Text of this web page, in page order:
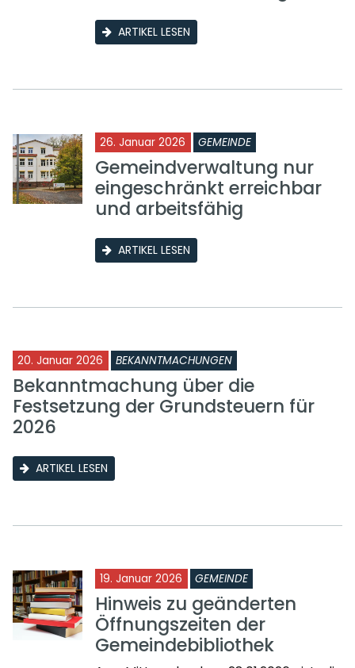
ARTIKEL LESEN
26. Januar 2026 GEMEINDE
Gemeindverwaltung nur
eingeschränkt erreichbar
und arbeitsfähig
ARTIKEL LESEN
20. Januar 2026 BEKANNTMACHUNGEN
Bekanntmachung über die
Festsetzung der Grundsteuern für
2026
ARTIKEL LESEN
19. Januar 2026 GEMEINDE
Hinweis zu geänderten
Öffnungszeiten der
Gemeindebibliothek